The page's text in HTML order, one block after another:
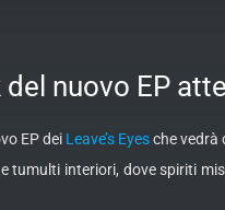
del nuovo EP
EP dei Leave’s Eyesche vedrà
tumulti interiori, dove spiriti